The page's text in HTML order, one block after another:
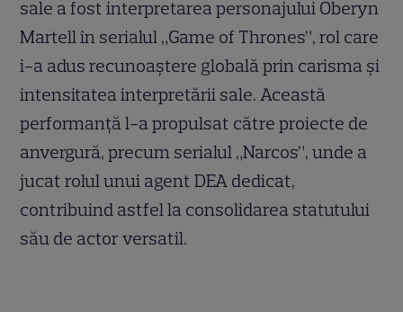
sale a fost interpretarea personajului Oberyn
Martell în serialul „Game of Thrones”, rol care
i-a adus recunoaștere globală prin carisma și
intensitatea interpretării sale. Această
performanță l-a propulsat către proiecte de
anvergură, precum serialul „Narcos”, unde a
jucat rolul unui agent DEA dedicat,
contribuind astfel la consolidarea statutului
său de actor versatil.